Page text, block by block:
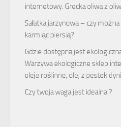
internetowy. Grecka oliwa z
Sałatka jarzynowa – czy
karmiąc piersią?
Gdzie dostępna jest
Warzywa ekologiczne sklep
oleje roślinne, olej z pestek dyni
Czy twoja waga jest idealna ?